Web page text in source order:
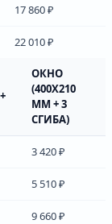
17 860 ₽
22 010 ₽
ОКНО
(400Х210
ММ + 3
СГИБА)
3 420 ₽
5 510 ₽
9 660 ₽